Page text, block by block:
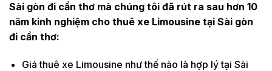
Sài gòn đi cần thơ mà chúng tôi đã rút ra sau hơn 10
năm kinh nghiệm cho thuê xe Limousine tại Sài gòn
đi cần thơ:
Giá thuê xe Limousine như thế nào là hợp lý tại Sài